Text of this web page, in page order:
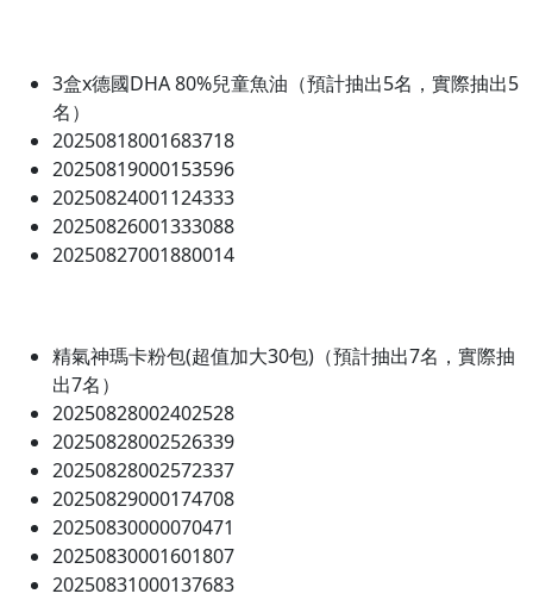
3盒x德國DHA 80%兒童魚油（預計抽出5名，實際抽出5
名）
20250818001683718
20250819000153596
20250824001124333
20250826001333088
20250827001880014
精氣神瑪卡粉包(超值加大30包)（預計抽出7名，實際抽
出7名）
20250828002402528
20250828002526339
20250828002572337
20250829000174708
20250830000070471
20250830001601807
20250831000137683